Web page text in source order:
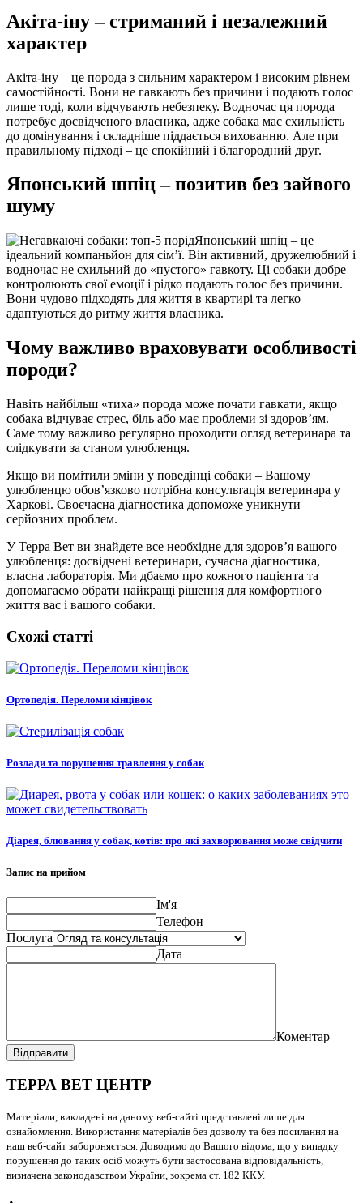
Акіта-іну – стриманий і незалежний
характер
Акіта-іну – це порода з сильним характером і високим рівнем
самостійності. Вони не гавкають без причини і подають голос
лише тоді, коли відчувають небезпеку. Водночас ця порода
потребує досвідченого власника, адже собака має схильність
до домінування і складніше піддається вихованню. Але при
правильному підході – це спокійний і благородний друг.
Японський шпіц – позитив без зайвого
шуму
Японський шпіц – це
ідеальний компаньйон для сім’ї. Він активний, дружелюбний і
водночас не схильний до «пустого» гавкоту. Ці собаки добре
контролюють свої емоції і рідко подають голос без причини.
Вони чудово підходять для життя в квартирі та легко
адаптуються до ритму життя власника.
Чому важливо враховувати особливості
породи?
Навіть найбільш «тиха» порода може почати гавкати, якщо
собака відчуває стрес, біль або має проблеми зі здоров’ям.
Саме тому важливо регулярно проходити огляд ветеринара та
слідкувати за станом улюбленця.
Якщо ви помітили зміни у поведінці собаки – Вашому
улюбленцю обов’язково потрібна консультація ветеринара у
Харкові. Своєчасна діагностика допоможе уникнути
серйозних проблем.
У Терра Вет ви знайдете все необхідне для здоров’я вашого
улюбленця: досвідчені ветеринари, сучасна діагностика,
власна лабораторія. Ми дбаємо про кожного пацієнта та
допомагаємо обрати найкращі рішення для комфортного
життя вас і вашого собаки.
Схожі статті
Ортопедія. Переломи кінцівок
Розлади та порушення травлення у собак
Діарея, блювання у собак, котів: про які захворювання може свідчити
Запис на прийом
Ім'я
Телефон
Послуга
Дата
Коментар
Відправити
ТЕРРА ВЕТ ЦЕНТР
Матеріали, викладені на даному веб-сайті представлені лише для
ознайомлення. Використання матеріалів без дозволу та без посилання на
наш веб-сайт забороняється. Доводимо до Вашого відома, що у випадку
порушення до таких осіб можуть бути застосована відповідальність,
визначена законодавством України, зокрема ст. 182 ККУ.